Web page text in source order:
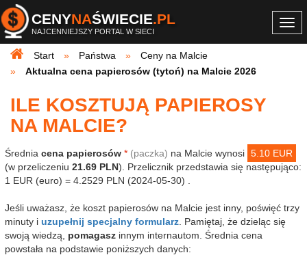
CENYNAŚWIECIE.PL
NAJCENNIEJSZY PORTAL W SIECI
Start
Państwa
Ceny na Malcie
Aktualna cena papierosów (tytoń) na Malcie 2026
ILE KOSZTUJĄ PAPIEROSY
NA MALCIE?
Średnia cena papierosów * (paczka) na Malcie wynosi 5.10 EUR
(w przeliczeniu 21.69 PLN). Przelicznik przedstawia się następująco:
1 EUR (euro) = 4.2529 PLN (2024-05-30) .
Jeśli uważasz, że koszt papierosów na Malcie jest inny, poświęć trzy
minuty i uzupełnij specjalny formularz . Pamiętaj, że dzieląc się
swoją wiedzą, pomagasz innym internautom. Średnia cena
powstała na podstawie poniższych danych: